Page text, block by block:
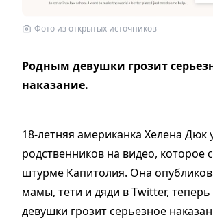
Фото из открытых источников
Родным девушки грозит
наказание.
18-летняя американка Хелена Дюк
родственников на видео, которое
штурме Капитолия. Она
мамы, тети и дяди в Twitter,
девушки грозит серьезное